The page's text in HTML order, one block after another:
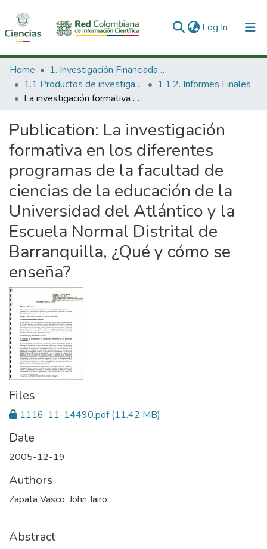
Log In (current)
Communities & Collections
All of DSpace
Home
1. Investigación Financiada con Recursos Públicos
1.1 Productos de investigación
1.1.2. Informes Finales
La investigación formativa en los diferentes programas de la facultad de ciencias de la educación de la Universidad del Atlántico y la Escuela Normal Distrital de Barranquilla, ¿Qué y cómo se enseña?
Publication: La investigación
formativa en los diferentes
programas de la facultad de
ciencias de la educación de la
Universidad del Atlántico y la
Escuela Normal Distrital de
Barranquilla, ¿Qué y cómo se
enseña?
Files
1116-11-14490.pdf(11.42 MB)
Date
2005-12-19
Authors
Zapata Vasco, John Jairo
Abstract